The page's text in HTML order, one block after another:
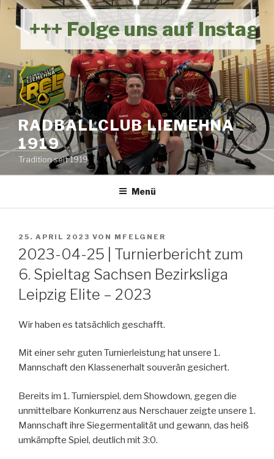
Zum
Inhalt
springen
+++ Folge uns auf
RADBALLCLUB LIEMEHNA
1919
Tradition seit 1919
Menü
VERÖFFENTLICHT
AM
25. APRIL 2023 VON MFELGNER
2023-04-25 | Turnierbericht zum
6. Spieltag Sachsen Bezirksliga
Leipzig Elite – 2023
Wir haben es tatsächlich geschafft.
Mit einer sehr guten Turnierleistung hat unsere 1.
Mannschaft den Klassenerhalt souverän gesichert.
Bereits im 1. Turnierspiel, dem Showdown, gegen die
unmittelbare Konkurrenz aus Nerschauer zeigte unsere 1.
Mannschaft ihre Siegermentalität und gewann, das heiß
umkämpfte Spiel, deutlich mit 3:0.